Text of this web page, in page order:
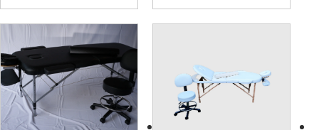
היה:
₪1,800.
הנוכחי
היה:
₪1,549.
הנוכחי
הוא:
₪1,471.